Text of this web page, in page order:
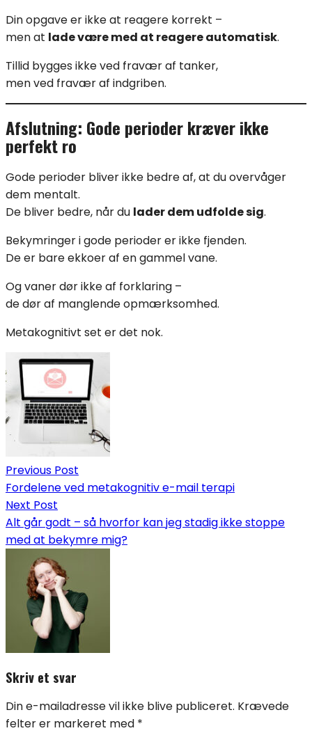
Din opgave er ikke at reagere korrekt –
men at lade være med at reagere automatisk.
Tillid bygges ikke ved fravær af tanker,
men ved fravær af indgriben.
Afslutning: Gode perioder kræver ikke
perfekt ro
Gode perioder bliver ikke bedre af, at du overvåger
dem mentalt.
De bliver bedre, når du lader dem udfolde sig.
Bekymringer i gode perioder er ikke fjenden.
De er bare ekkoer af en gammel vane.
Og vaner dør ikke af forklaring –
de dør af manglende opmærksomhed.
Metakognitivt set er det nok.
Indlægsnavigation
Previous Post
Fordelene ved metakognitiv e-mail terapi
Next Post
Alt går godt – så hvorfor kan jeg stadig ikke stoppe
med at bekymre mig?
Skriv et svar
Din e-mailadresse vil ikke blive publiceret. Krævede
felter er markeret med *